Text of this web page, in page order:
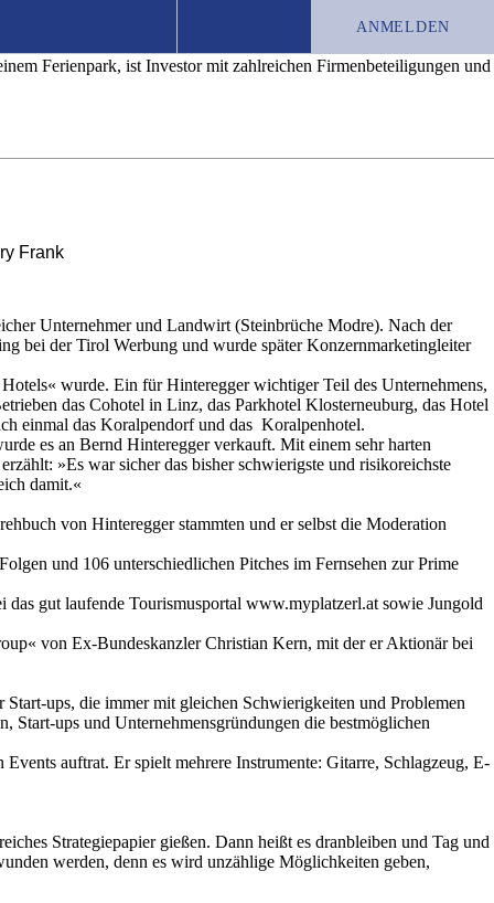
ANMELDEN
Ferienpark, ist Investor mit zahlreichen Firmenbeteiligungen und
Frank
Unternehmer und Landwirt (Steinbrüche Modre). Nach der
bei der Tirol Werbung und wurde später Konzernmarketingleiter
wurde. Ein für Hinteregger wichtiger Teil des Unternehmens,
das Cohotel in Linz, das Parkhotel Klosterneuburg, das Hotel
einmal das Koralpendorf und das Koralpenhotel.
es an Bernd Hinteregger verkauft. Mit einem sehr harten
»Es war sicher das bisher schwierigste und risikoreichste
damit.«
von Hinteregger stammten und er selbst die Moderation
und 106 unterschiedlichen Pitches im Fernsehen zur Prime
das gut laufende Tourismusportal www.myplatzerl.at sowie Jungold
von Ex-Bundeskanzler Christian Kern, mit der er Aktionär bei
ups, die immer mit gleichen Schwierigkeiten und Problemen
ups und Unternehmensgründungen die bestmöglichen
auftrat. Er spielt mehrere Instrumente: Gitarre, Schlagzeug, E-
Strategiepapier gießen. Dann heißt es dranbleiben und Tag und
werden, denn es wird unzählige Möglichkeiten geben,